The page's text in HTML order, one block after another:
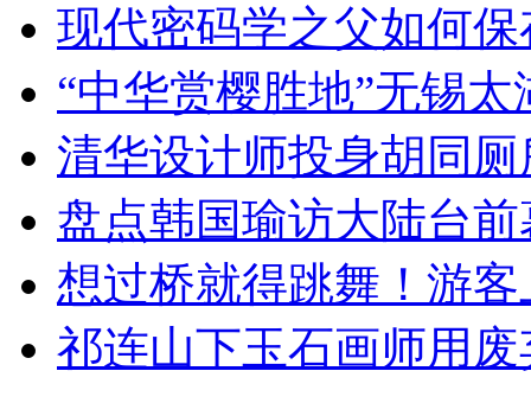
现代密码学之父如何
“中华赏樱胜地”无锡
清华设计师投身胡同
盘点韩国瑜访大陆台
想过桥就得跳舞！游客
祁连山下玉石画师用